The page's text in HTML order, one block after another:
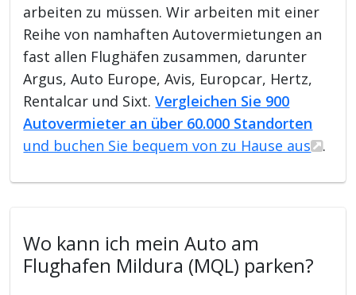
arbeiten zu müssen. Wir arbeiten mit einer
Reihe von namhaften Autovermietungen an
fast allen Flughäfen zusammen, darunter
Argus, Auto Europe, Avis, Europcar, Hertz,
Rentalcar und Sixt.Vergleichen Sie 900
Autovermieter an über 60.000 Standorten
und buchen Sie bequem von zu Hause aus
.
Wo kann ich mein Auto am
Flughafen Mildura (MQL) parken?